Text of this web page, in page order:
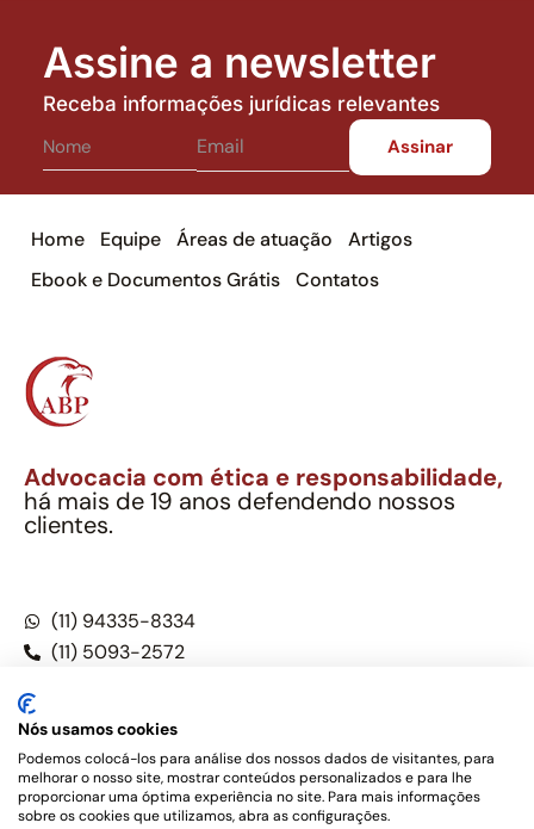
Assine a newsletter
Receba informações jurídicas relevantes
Home Equipe Áreas de atuação
Artigos
Ebook e Documentos Grátis
Contatos
Advocacia com ética e responsabilidade,
há mais de 19 anos defendendo nossos
clientes.
(11) 94335-8334
(11) 5093-2572
Este site não é um produto Meta Platforms, Inc., Google LLC,
tampouco oferece serviços públicos oficiais. Somos um
Nós usamos cookies
Podemos colocá-los para análise dos nossos dados de visitantes, para
melhorar o nosso site, mostrar conteúdos personalizados e para lhe
proporcionar uma óptima experiência no site. Para mais informações
sobre os cookies que utilizamos, abra as configurações.